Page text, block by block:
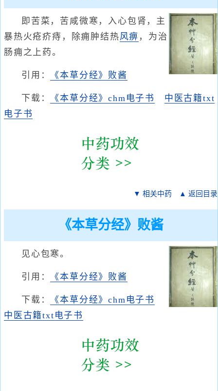
即苦菜，苦咸微寒，入心包肾，主
暴热火疮疥痔，除痈肿结热风痹 ，为治
肠痈之上药。
引用： 《本草分经》败酱
下载： 《本草分经》chm电子书
中医古籍txt
电子书
▼ 相关中药 ▲ 返回目录
《本草分经》败酱
见心包寒。
引用： 《本草分经》败酱
下载：
《本草分经》chm电子书
中医古籍txt电子书